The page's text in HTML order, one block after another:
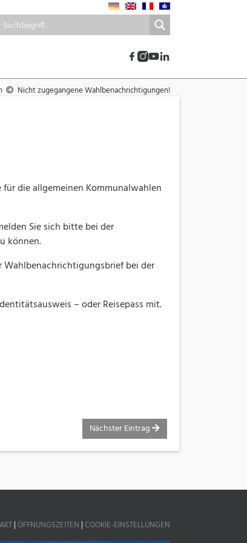
Nicht zugegangene Wahlbenachrichtigungen!
die allgemeinen Kommunalwahlen
Sie sich bitte bei der
können.
bei der
– oder Reisepass mit.
Nächster Eintrag
|ÖFFNUNGSZEITEN |COOKIE-EINSTELLUNGEN